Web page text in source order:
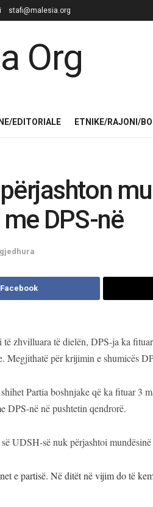
stafi@malesia.org
EDITORIALE ETNIKE/RAJONI/
DPS-në
zhvilluara të dielën, DPS-ja ka
Megjithatë për krijimin e shumicës
Partia boshnjake që ka fituar 3
DPS-në në pushtetin qendrorë.
UDSH-së nuk përjashtoi
e partisë. Në ditët në vijim do të